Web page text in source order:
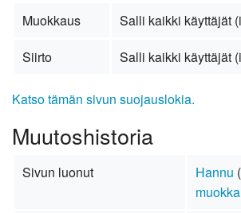
Muokkaus
Salli kaikki käyttäjät
Siirto
Salli kaikki käyttäjät
Katso tämän sivun suojauslokia.
Muutoshistoria
Sivun luonut Hannu (